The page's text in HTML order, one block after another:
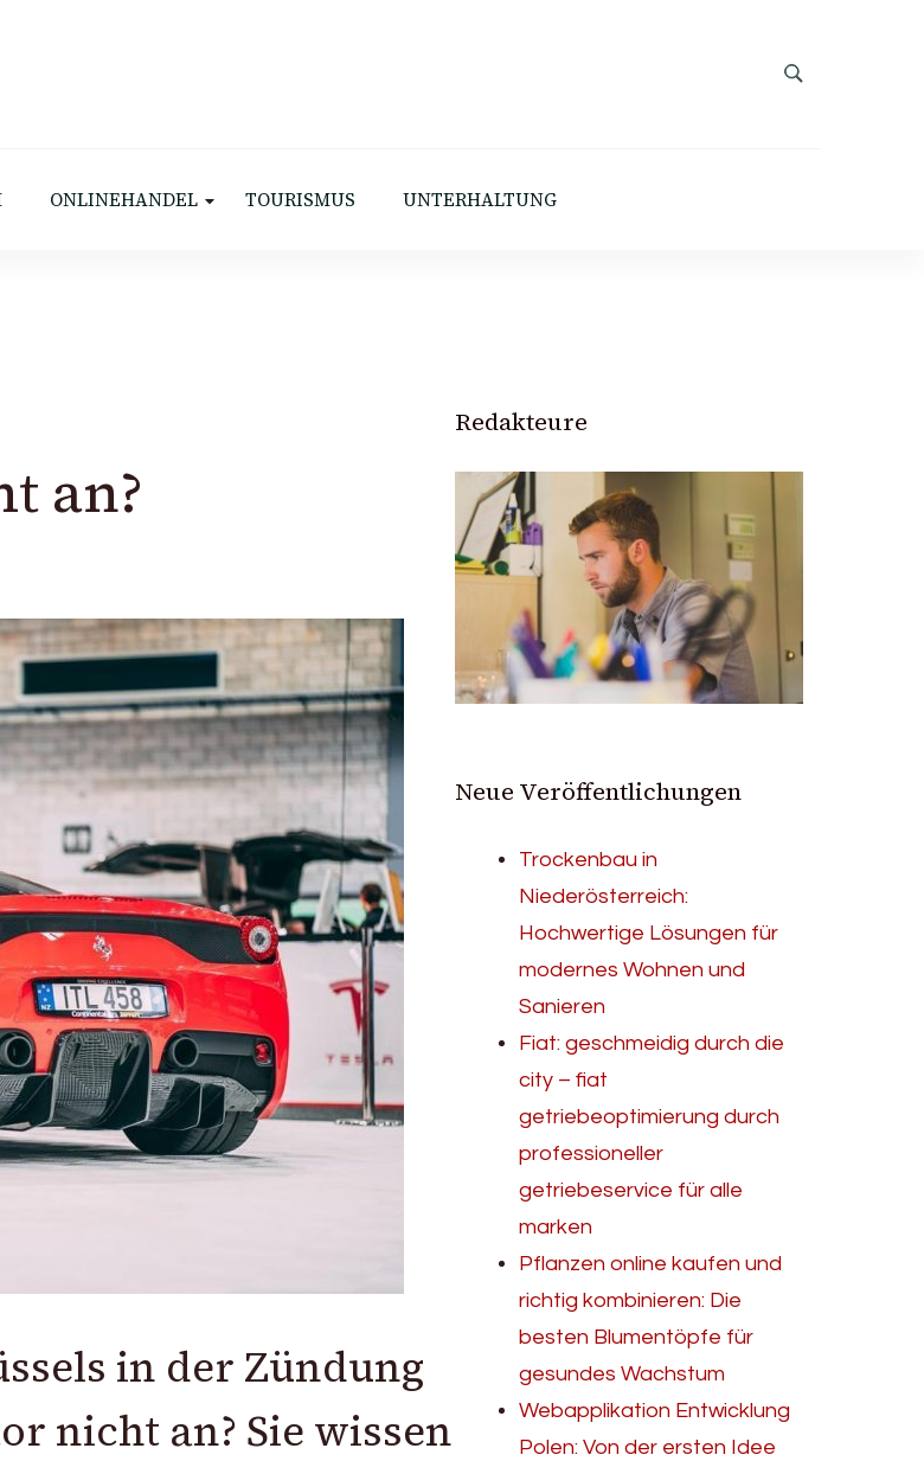
ONLINEHANDEL TOURISMUS UNTERHALTUNG
an?
in der Zündung
nicht an? Sie wissen
Redakteure
Neue Veröffentlichungen
Trockenbau in
Niederösterreich:
Hochwertige Lösungen für
modernes Wohnen und
Sanieren
Fiat: geschmeidig durch die
city – fiat
getriebeoptimierung durch
professioneller
getriebeservice für alle
marken
Pflanzen online kaufen und
richtig kombinieren: Die
besten Blumentöpfe für
gesundes Wachstum
Webapplikation Entwicklung
Polen: Von der ersten Idee